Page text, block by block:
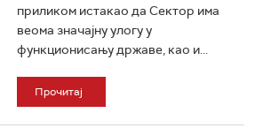
приликом истакао да Сектор има
веома значајну улогу у
функционисању државе, као и...
Прочитај